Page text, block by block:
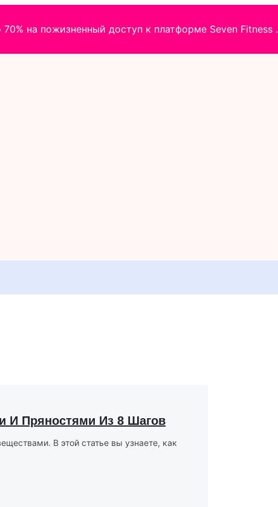
на пожизненный доступ к платформе Seven Fitness .
И Пряностями Из 8 Шагов
В этой статье вы узнаете, как